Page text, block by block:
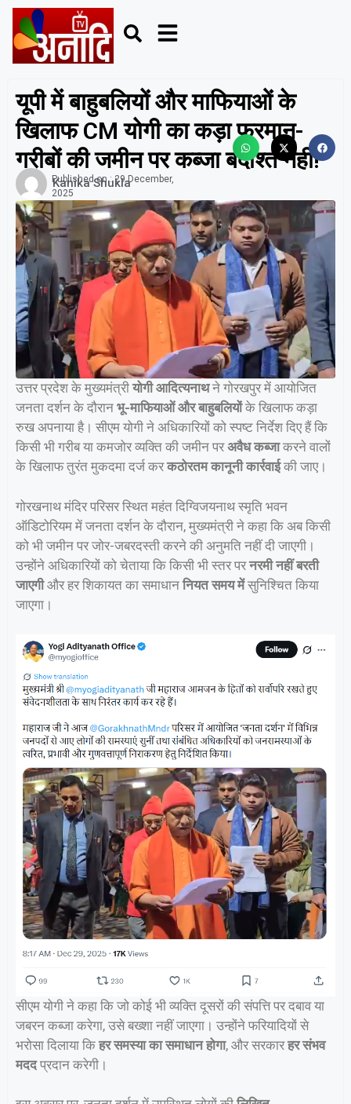
यूपी में बाहुबलियों और माफियाओं के
खिलाफ CM योगी का कड़ा फरमान-
गरीबों की जमीन पर कब्जा बर्दाश्त नहीं!
Kanika Shukla
Published on : 29 December,
2025
उत्तर प्रदेश के मुख्यमंत्री योगी आदित्यनाथने गोरखपुर में आयोजित
जनता दर्शन के दौरान भू-माफियाओं और बाहुबलियोंके खिलाफ कड़ा
रुख अपनाया है। सीएम योगी ने अधिकारियों को स्पष्ट निर्देश दिए हैं कि
किसी भी गरीब या कमजोर व्यक्ति की जमीन परअवैध कब्जाकरने वालों
के खिलाफ तुरंत मुकदमा दर्ज करकठोरतम कानूनी कार्रवाईकी जाए।
गोरखनाथ मंदिर परिसर स्थित महंत दिग्विजयनाथ स्मृति भवन
ऑडिटोरियम में जनता दर्शन के दौरान, मुख्यमंत्री ने कहा कि अब किसी
को भी जमीन पर जोर-जबरदस्ती करने की अनुमति नहीं दी जाएगी।
उन्होंने अधिकारियों को चेताया कि किसी भी स्तर परनरमी नहीं बरती
जाएगीऔर हर शिकायत का समाधान नियत समय मेंसुनिश्चित किया
जाएगा।
सीएम योगी ने कहा कि जो कोई भी व्यक्ति दूसरों की संपत्ति पर दबाव या
जबरन कब्जा करेगा, उसे बख्शा नहीं जाएगा। उन्होंने फरियादियों से
भरोसा दिलाया कि हर समस्या का समाधान होगा, और सरकारहर संभव
मददप्रदान करेगी।